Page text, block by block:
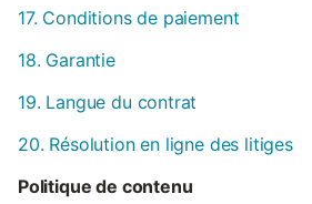
17. Conditions de paiement
18. Garantie
19. Langue du contrat
20. Résolution en ligne des litiges
Politique de contenu